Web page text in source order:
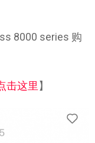
8000 series 购
击这里】